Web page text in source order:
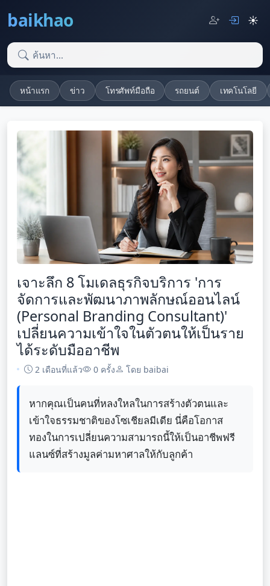
baikhao ☀️
หน้าแรก ข่าว โทรศัพท์มือถือ รถยนต์ เทคโนโลยี
เจาะลึก 8 โมเดลธุรกิจบริการ 'การ
จัดการและพัฒนาภาพลักษณ์ออนไลน์
(Personal Branding Consultant)'
เปลี่ยนความเข้าใจในตัวตนให้เป็นราย
ได้ระดับมืออาชีพ
2 เดือนที่แล้ว 0 ครั้ง โดย baibai
หากคุณเป็นคนที่หลงใหลในการสร้างตัวตนและ
เข้าใจธรรมชาติของโซเชียลมีเดีย นี่คือโอกาส
ทองในการเปลี่ยนความสามารถนี้ให้เป็นอาชีพฟรี
แลนซ์ที่สร้างมูลค่ามหาศาลให้กับลูกค้า